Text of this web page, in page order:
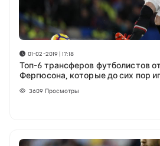
01-02-2019 | 17:18
Топ-6 трансферов футболистов
Фергюсона, которые до сих пор
3609 Просмотры